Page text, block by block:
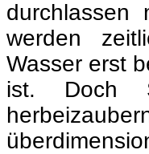
durchlassen
werden
Wasser erst
ist. Doch